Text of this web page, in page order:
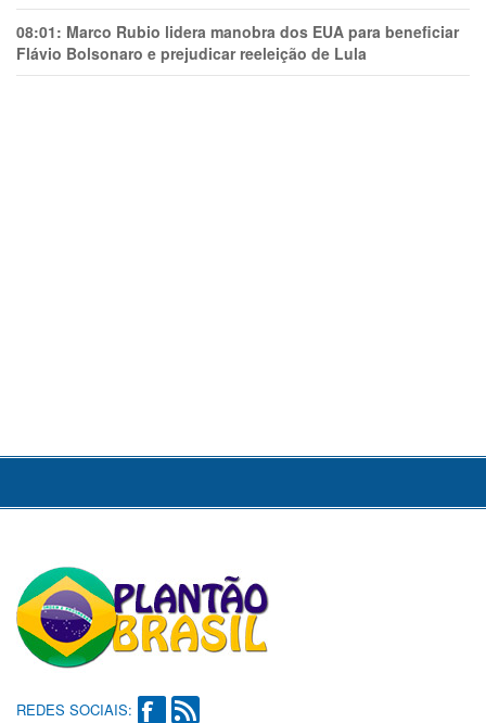
08:01: Marco Rubio lidera manobra dos EUA para beneficiar
Flávio Bolsonaro e prejudicar reeleição de Lula
REDES SOCIAIS: